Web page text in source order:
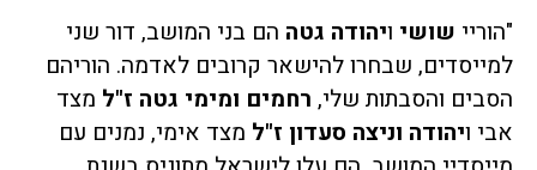
"הוריי שושי ויהודה גטה הם בני המושב, דור שני
למייסדים, שבחרו להישאר קרובים לאדמה. הוריהם
הסבים והסבתות שלי, רחמים ומימי גטה ז"ל מצד
אבי ויהודה וניצה סעדון ז"ל מצד אימי, נמנים עם